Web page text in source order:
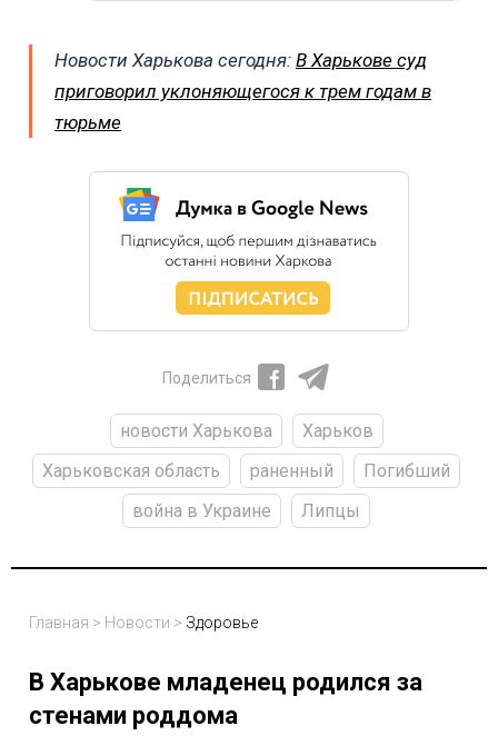
Новости Харькова сегодня: В Харькове суд
приговорил уклоняющегося к трем годам в
тюрьме
Поделиться
новости Харькова
Харьков
Харьковская область
раненный
Погибший
война в Украине
Липцы
Главная > Новости > Здоровье
В Харькове младенец родился за
стенами роддома